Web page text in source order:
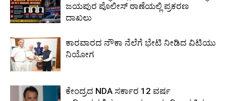
ಜಯಪುರ ಪೊಲೀಸ್ ಠಾಣೆಯಲ್ಲಿ ಪ್ರಕರಣ
ದಾಖಲು
ಕಾರವಾರದ ನೌಕಾ ನೆಲೆಗೆ ಭೇಟಿ ನೀಡಿದ ವಿಟಿಯು
ನಿಯೋಗ
ಕೇಂದ್ರದ NDA ಸರ್ಕಾರ 12 ವರ್ಷ